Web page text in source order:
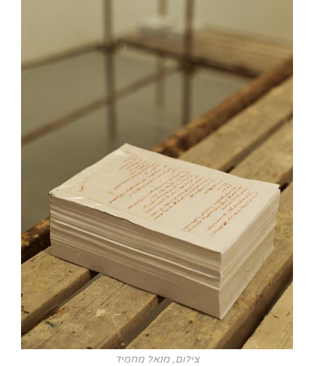
צילום, מנאל מחמיד